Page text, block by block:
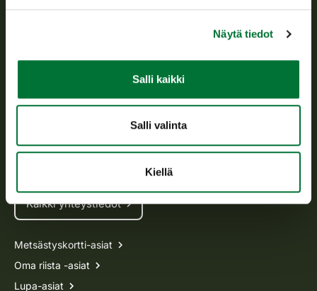
Näytä tiedot
Salli kaikki
Salli valinta
Kiellä
Asiakaspalvelu
Avoinna arkipäivisin klo 9-15.
Usein kysytyt kysymykset
Kaikki yhteystiedot
Metsästyskortti-asiat
Oma riista -asiat
Lupa-asiat